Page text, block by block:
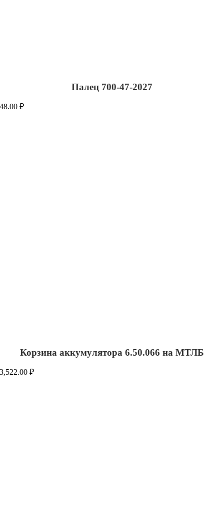
Палец 700-47-2027
48.00₽
Корзина аккумулятора 6.50.066 на МТЛБ
3,522.00₽